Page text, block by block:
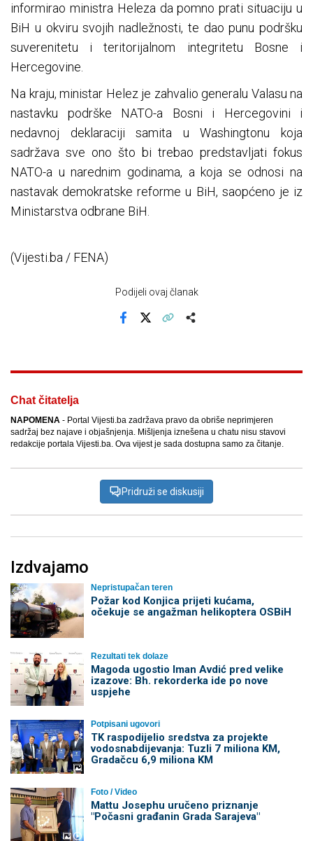
informirao ministra Heleza da pomno prati situaciju u
BiH u okviru svojih nadležnosti, te dao punu podršku
suverenitetu i teritorijalnom integritetu Bosne i
Hercegovine.
Na kraju, ministar Helez je zahvalio generalu Valasu na
nastavku podrške NATO-a Bosni i Hercegovini i
nedavnoj deklaraciji samita u Washingtonu koja
sadržava sve ono što bi trebao predstavljati fokus
NATO-a u narednim godinama, a koja se odnosi na
nastavak demokratske reforme u BiH, saopćeno je iz
Ministarstva odbrane BiH.
(Vijesti.ba / FENA)
Podijeli ovaj članak
Chat čitatelja
NAPOMENA - Portal Vijesti.ba zadržava pravo da obriše neprimjeren
sadržaj bez najave i objašnjenja. Mišljenja iznešena u chatu nisu stavovi
redakcije portala Vijesti.ba. Ova vijest je sada dostupna samo za čitanje.
Pridruži se diskusiji
Izdvajamo
Nepristupačan teren
Požar kod Konjica prijeti kućama,
očekuje se angažman helikoptera OSBiH
Rezultati tek dolaze
Magoda ugostio Iman Avdić pred velike
izazove: Bh. rekorderka ide po nove
uspjehe
Potpisani ugovori
TK raspodijelio sredstva za projekte
vodosnabdijevanja: Tuzli 7 miliona KM,
Gradačcu 6,9 miliona KM
Foto / Video
Mattu Josephu uručeno priznanje
"Počasni građanin Grada Sarajeva"